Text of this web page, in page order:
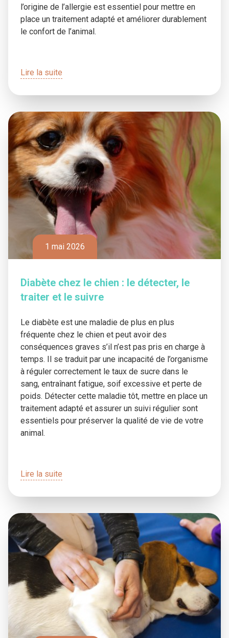
l’origine de l’allergie est essentiel pour mettre en
place un traitement adapté et améliorer durablement
le confort de l’animal.
Lire la suite
1 mai 2026
Diabète chez le chien : le détecter, le
traiter et le suivre
Le diabète est une maladie de plus en plus
fréquente chez le chien et peut avoir des
conséquences graves s’il n’est pas pris en charge à
temps. Il se traduit par une incapacité de l’organisme
à réguler correctement le taux de sucre dans le
sang, entraînant fatigue, soif excessive et perte de
poids. Détecter cette maladie tôt, mettre en place un
traitement adapté et assurer un suivi régulier sont
essentiels pour préserver la qualité de vie de votre
animal.
Lire la suite